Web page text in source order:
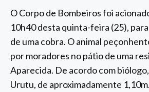
O Corpo de Bombeiros foi
10h40 desta quinta-feira (25),
de uma cobra. O animal
por moradores no pátio de uma
Aparecida. De acordo com
Urutu, de aproximadamente